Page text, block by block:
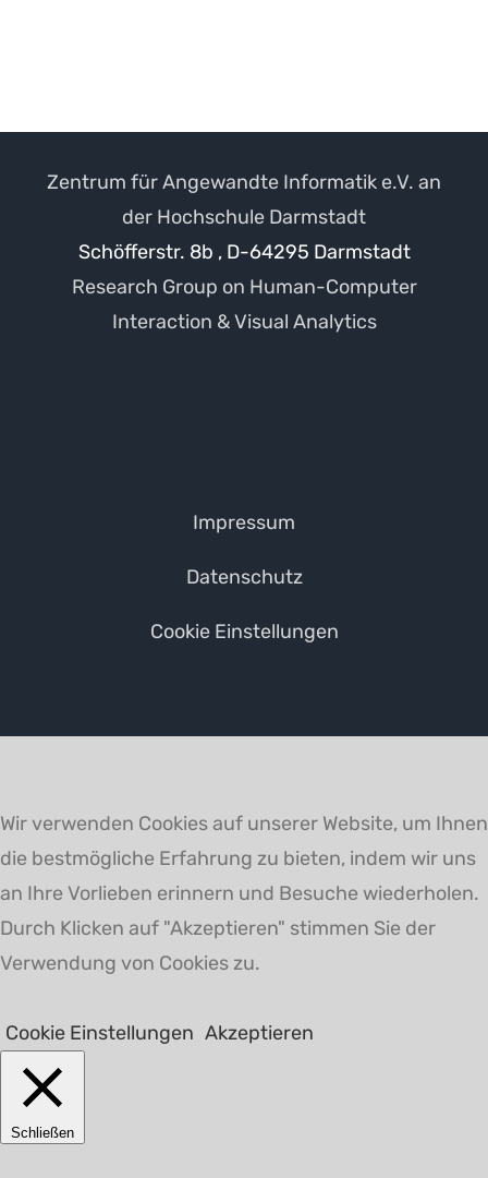
Zentrum für Angewandte Informatik e.V. an
der Hochschule Darmstadt
Schöfferstr. 8b , D-64295 Darmstadt
Research Group on Human-Computer
Interaction & Visual Analytics
Impressum
Datenschutz
Cookie Einstellungen
Wir verwenden Cookies auf unserer Website, um Ihnen
die bestmögliche Erfahrung zu bieten, indem wir uns
an Ihre Vorlieben erinnern und Besuche wiederholen.
Durch Klicken auf "Akzeptieren" stimmen Sie der
Verwendung von Cookies zu.
Cookie Einstellungen Akzeptieren
Schließen